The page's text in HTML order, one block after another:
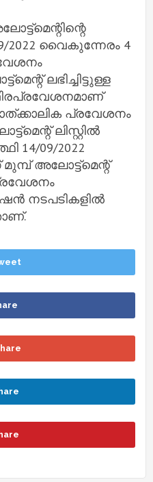
2022 വൈകുന്നേരം 4
ലഭിച്ചിട്ടുള്ള
പ്രവേശനം
ലിസ്റ്റിൽ
14/09/2022
അലോട്ട്മെന്റ്
നടപടികളിൽ